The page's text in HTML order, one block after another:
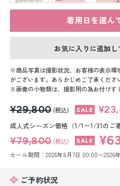
白無垢&紋付袴レンタル
引き振袖レンタル
小物販売品
着用日を選ん
お気に入りに追加し
商品写真は撮影状況、お客様の表示
がございます。あらかじめご了承くださ
画像の小物類は、撮影用の為お付けす
¥29,800 (税込)
成人式シーズン価格（1/1〜1/31のご着
¥79,800 (税込)
セール期間：2026年8月7日 00:00〜2026
ご予約状況